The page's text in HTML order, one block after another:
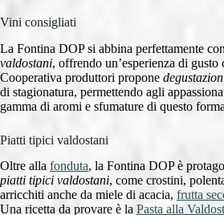
Vini consigliati
La Fontina DOP si abbina perfettamente
valdostani, offrendo un’esperienza di gusto
Cooperativa produttori propone
di stagionatura, permettendo agli
gamma di aromi e sfumature di questo
Piatti tipici valdostani
Oltre alla fonduta, la Fontina DOP è
piatti tipici valdostani, come crostini,
arricchiti anche da miele di acacia, frutta
Una ricetta da provare è la Pasta alla